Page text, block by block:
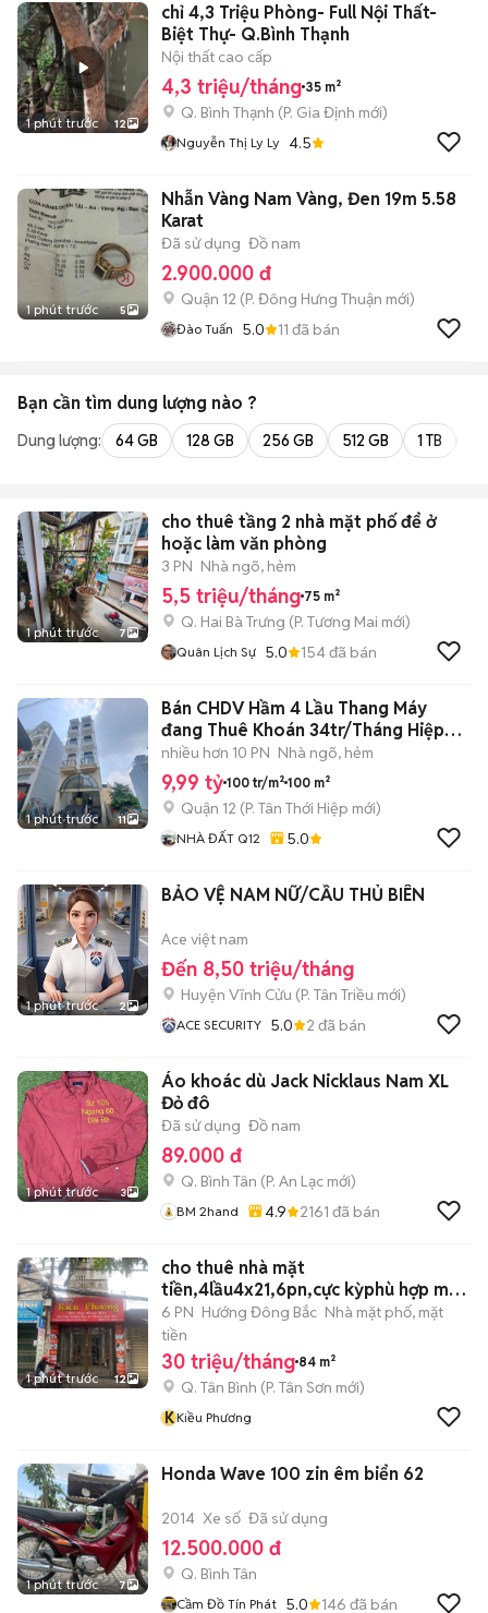
1 phút trước 12
chỉ 4,3 Triệu Phòng- Full Nội Thất-
Biệt Thự- Q.Bình Thạnh
Nội thất cao cấp
4,3 triệu/tháng 35 m²
Q. Bình Thạnh (P. Gia Định mới)
Nguyễn Thị Ly Ly 4.5
1 phút trước 5
Nhẫn Vàng Nam Vàng, Đen 19m 5.58
Karat
Đã sử dụng Đồ nam
2.900.000 đ
Quận 12 (P. Đông Hưng Thuận mới)
Đào Tuấn 5.0 11 đã bán
Bạn cần tìm dung lượng nào ?
Dung lượng: 64 GB 128 GB 256 GB 512 GB 1 TB
1 phút trước 7
cho thuê tầng 2 nhà mặt phố để ở
hoặc làm văn phòng
3 PN Nhà ngõ, hẻm
5,5 triệu/tháng 75 m²
Q. Hai Bà Trưng (P. Tương Mai mới)
Quân Lịch Sự 5.0 154đã bán
1 phút trước 11
Bán CHDV Hầm 4 Lầu Thang Máy
đang Thuê Khoán 34tr/Tháng Hiệp
Thành 42
nhiều hơn 10 PN Nhà ngõ, hẻm
9,99 tỷ 100 tr/m² 100 m²
Quận 12 (P. Tân Thới Hiệp mới)
NHÀ ĐẤT Q12 5.0
1 phút trước 2
BẢO VỆ NAM NỮ/CẦU THỦ BIÊN
Ace việt nam
Đến 8,50 triệu/tháng
Huyện Vĩnh Cửu (P. Tân Triều mới)
ACE SECURITY 5.0 2 đã bán
1 phút trước 3
Áo khoác dù Jack Nicklaus Nam XL
Đỏ đô
Đã sử dụng Đồ nam
89.000 đ
Q. Bình Tân (P. An Lạc mới)
BM 2hand 4.9 2161 đã bán
1 phút trước 12
cho thuê nhà mặt
tiền,4lầu4x21,6pn,cực kỳphù hợp mỡ
trung tâm đào tạo
6 PN Hướng Đông Bắc Nhà mặt phố, mặt
tiền
30 triệu/tháng 84 m²
Q. Tân Bình (P. Tân Sơn mới)
KKiều Phương
1 phút trước 7
Honda Wave 100 zin êm biển 62
2014 Xe số Đã sử dụng
12.500.000 đ
Q. Bình Tân
Cầm Đồ Tín Phát 5.0 146 đã bán